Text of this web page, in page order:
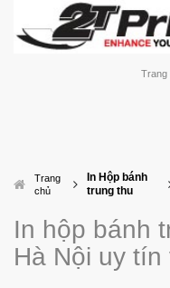
Trang
Trang
chủ
In Hộp bánh
trung thu
In hộp bánh
Hà Nội uy